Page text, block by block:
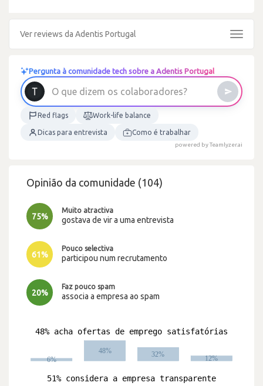
Ver reviews da Adentis Portugal
Toggle
Pergunta à comunidade tech sobre a Adentis Portugal
O que d izem os colaborad ores?
Red flags Work-life balance
Dicas para entrevista Como é trabalhar
powered by Teamlyzer.ai
Opinião da comunidade (104)
75%
Muito atractiva
gostava de vir a uma entrevista
61%
Pouco selectiva
participou num recrutamento
20%
Faz pouco spam
associa a empresa ao spam